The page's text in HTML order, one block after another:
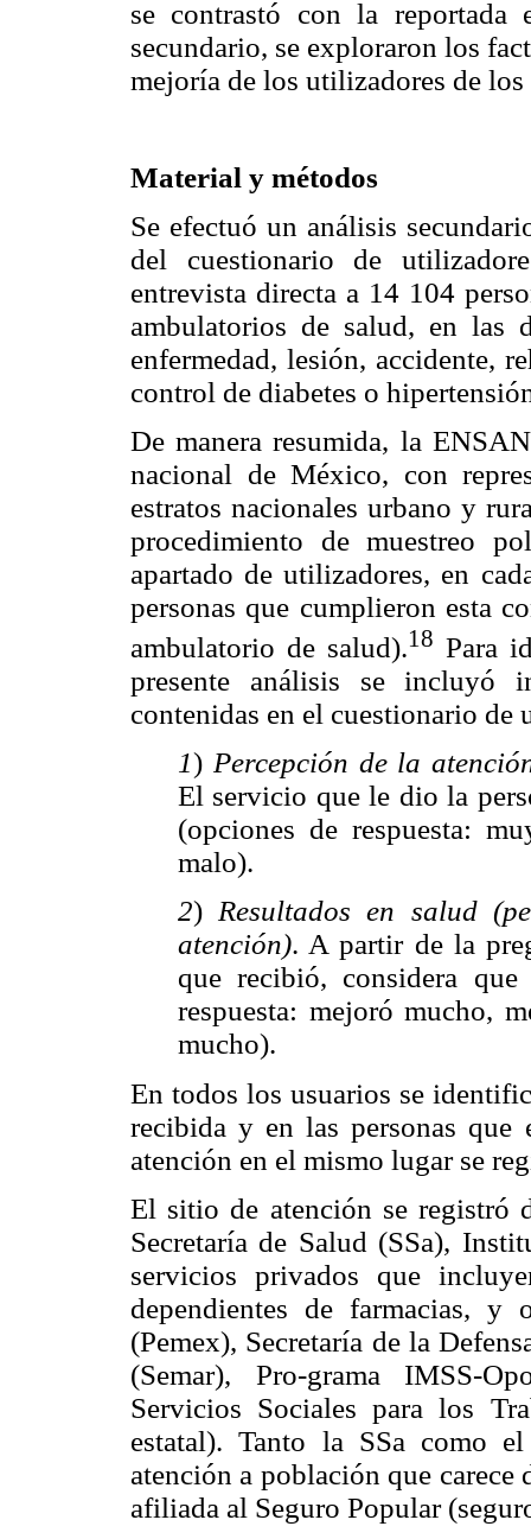
se contrastó con la
secundario, se exploraron los
mejoría de los utilizadores de
Material y métodos
Se efectuó un análisis
del cuestionario de
entrevista directa a 14 104
ambulatorios de salud, en las
enfermedad, lesión, accidente,
control de diabetes o
De manera resumida, la
nacional de México, con
estratos nacionales urbano y
procedimiento de muestreo
apartado de utilizadores, en
personas que cumplieron esta
ambulatorio de salud).18 Para
presente análisis se incluyó
contenidas en el cuestionario de
1) Percepción de la
El servicio que le dio la
(opciones de respuesta:
malo).
2)Resultados en salud
atención). A partir de la
que recibió, considera
respuesta: mejoró mucho,
mucho).
En todos los usuarios se
recibida y en las personas que
atención en el mismo lugar se
El sitio de atención se registró
Secretaría de Salud (SSa),
servicios privados que
dependientes de farmacias, y
(Pemex), Secretaría de la
(Semar), Pro-grama IMSS-
Servicios Sociales para los
estatal). Tanto la SSa como
atención a población que carece
afiliada al Seguro Popular